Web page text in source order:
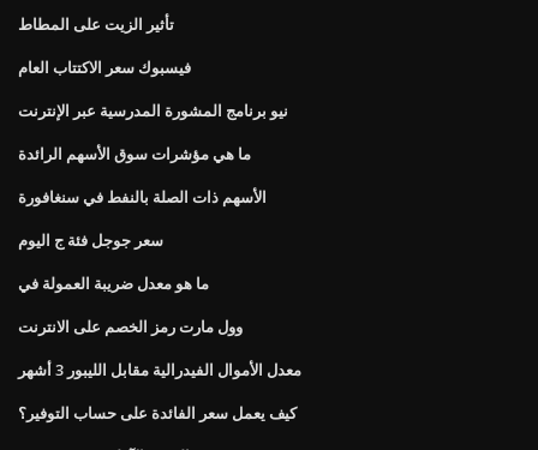
تأثير الزيت على المطاط
فيسبوك سعر الاكتتاب العام
نيو برنامج المشورة المدرسية عبر الإنترنت
ما هي مؤشرات سوق الأسهم الرائدة
الأسهم ذات الصلة بالنفط في سنغافورة
سعر جوجل فئة ج اليوم
ما هو معدل ضريبة العمولة في
وول مارت رمز الخصم على الانترنت
معدل الأموال الفيدرالية مقابل الليبور 3 أشهر
كيف يعمل سعر الفائدة على حساب التوفير؟